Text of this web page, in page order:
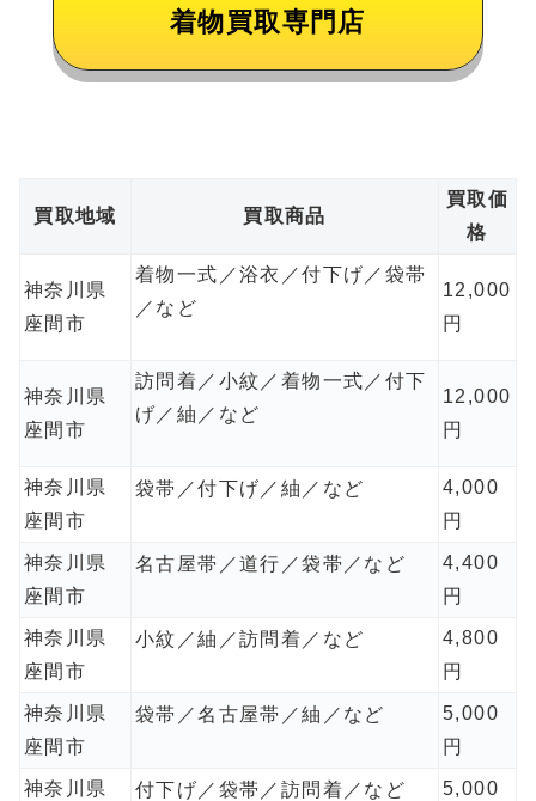
着物買取専門店
買取地域 買取商品
買取価
格
神奈川県
座間市
着物一式／浴衣／付下げ／袋帯
／など
12,000
円
神奈川県
座間市
訪問着／小紋／着物一式／付下
げ／紬／など
12,000
円
神奈川県
座間市
袋帯／付下げ／紬／など
4,000
円
神奈川県
座間市
名古屋帯／道行／袋帯／など
4,400
円
神奈川県
座間市
小紋／紬／訪問着／など
4,800
円
神奈川県
座間市
袋帯／名古屋帯／紬／など
5,000
円
神奈川県
付下げ／袋帯／訪問着／など
5,000